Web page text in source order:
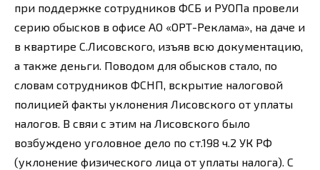
при поддержке сотрудников ФСБ и РУОПа провели
серию обысков в офисе АО «ОРТ-Реклама», на даче и
в квартире С.Лисовского, изъяв всю документацию,
а также деньги. Поводом для обысков стало, по
словам сотрудников ФСНП, вскрытие налоговой
полицией факты уклонения Лисовского от уплаты
налогов. В свяи с этим на Лисовского было
возбуждено уголовное дело по ст.198 ч.2 УК РФ
(уклонение физического лица от уплаты налога). С